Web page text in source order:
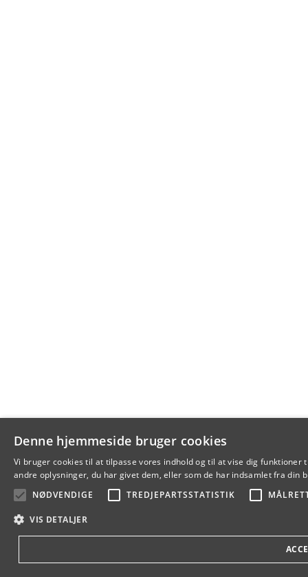
Denne hjemmeside bruger cookies
Vi bruger cookies til at tilpasse vores indhold og til at vise dig
andre oplysninger, du har givet dem, eller som de har indsamlet fra din
NØDVENDIGE
TREDJEPARTSSTATISTIK
VIS DETALJER